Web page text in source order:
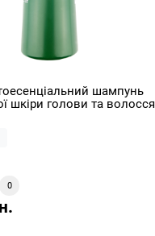
шампунь
шкіри голови та волосся
0